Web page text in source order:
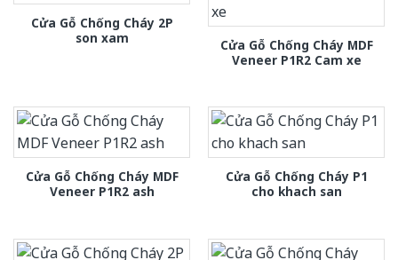
Cửa Gỗ Chống Cháy 2P
son xam
Cửa Gỗ Chống Cháy MDF
Veneer P1R2 Cam xe
Cửa Gỗ Chống Cháy MDF
Veneer P1R2 ash
Cửa Gỗ Chống Cháy P1
cho khach san